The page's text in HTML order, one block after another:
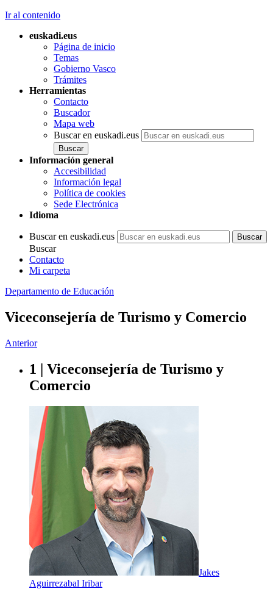
Ir al contenido
euskadi.eus
Página de inicio
Temas
Gobierno Vasco
Trámites
Herramientas
Contacto
Buscador
Mapa web
Buscar en euskadi.eus
Información general
Accesibilidad
Información legal
Política de cookies
Sede Electrónica
Idioma
Buscar en euskadi.eus
Buscar
Contacto
Mi carpeta
Departamento de Educación
Viceconsejería de Turismo y Comercio
Anterior
1 | Viceconsejería de Turismo y
Comercio
Jakes
Aguirrezabal Iribar